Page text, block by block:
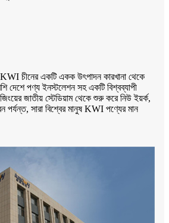
চীনের একটি একক উৎপাদন কারখানা থেকে
দেশে পণ্য ইনস্টলেশন সহ একটি বিশ্বব্যাপী
জাতীয় স্টেডিয়াম থেকে শুরু করে নিউ ইয়র্ক,
পর্যন্ত, সারা বিশ্বের মানুষ KWI পণ্যের মান